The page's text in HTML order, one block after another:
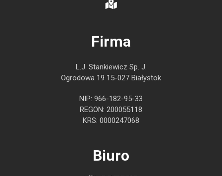
Firma
L.J. Stankiewicz Sp. J.
Ogrodowa 19 15-027 Białystok
NIP: 966-182-95-33
REGON: 200055118
KRS: 0000247068
Biuro